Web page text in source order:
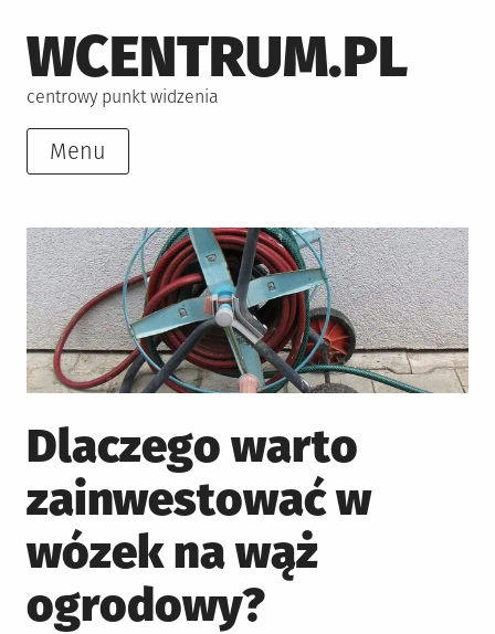
to
content
WCENTRUM.PL
centrowy punkt widzenia
Menu
Dlaczego warto
zainwestować w
wózek na wąż
ogrodowy?